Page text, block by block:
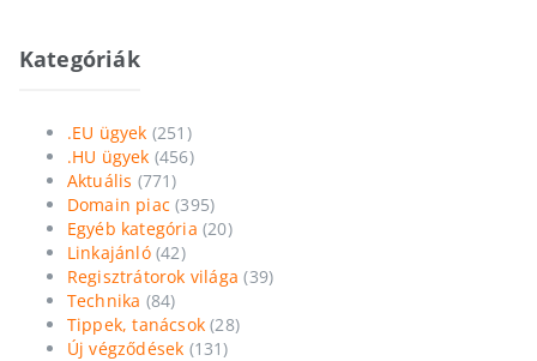
Kategóriák
.EU ügyek (251)
.HU ügyek (456)
Aktuális (771)
Domain piac (395)
Egyéb kategória (20)
Linkajánló(42)
Regisztrátorok világa (39)
Technika (84)
Tippek, tanácsok (28)
Új végződések (131)